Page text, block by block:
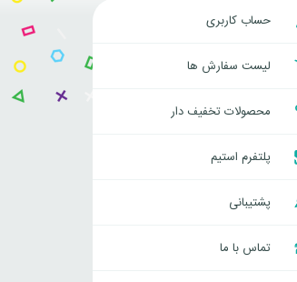
حساب کاربری
لیست سفارش ها
محصولات تخفیف دار
پلتفرم استیم
پشتیبانی
تماس با ما